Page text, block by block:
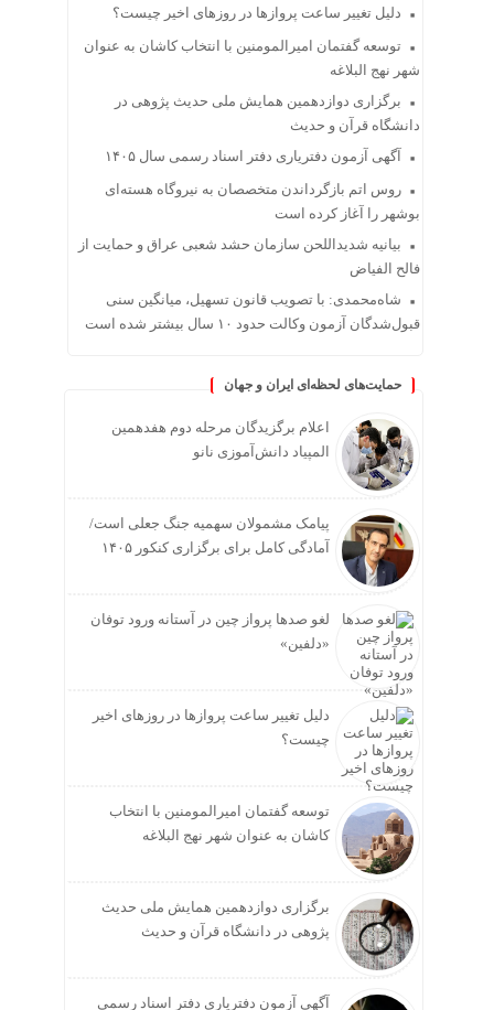
دلیل تغییر ساعت پروازها در روزهای اخیر چیست؟
توسعه گفتمان امیرالمومنین با انتخاب کاشان به عنوان
شهر نهج البلاغه
برگزاری دوازدهمین همایش ملی حدیث پژوهی در
دانشگاه قرآن و حدیث
آگهی آزمون دفتریاری دفتر اسناد رسمی سال ۱۴۰۵
روس اتم بازگرداندن متخصصان به نیروگاه هسته‌ای
بوشهر را آغاز کرده است
بیانیه شدیداللحن سازمان حشد شعبی عراق و حمایت از
فالح الفیاض
شاه‌محمدی: با تصویب قانون تسهیل، میانگین سنی
قبول‌شدگان آزمون وکالت حدود ۱۰ سال بیشتر شده است
حمایت‌های لحظه‌ای ایران و جهان
اعلام برگزیدگان مرحله دوم هفدهمین
المپیاد دانش‌آموزی نانو
پیامک مشمولان سهمیه جنگ جعلی است/
آمادگی کامل برای برگزاری کنکور ۱۴۰۵
لغو صدها پرواز چین در آستانه ورود توفان
«دلفین»
دلیل تغییر ساعت پروازها در روزهای اخیر
چیست؟
توسعه گفتمان امیرالمومنین با انتخاب
کاشان به عنوان شهر نهج البلاغه
برگزاری دوازدهمین همایش ملی حدیث
پژوهی در دانشگاه قرآن و حدیث
آگهی آزمون دفتریاری دفتر اسناد رسمی